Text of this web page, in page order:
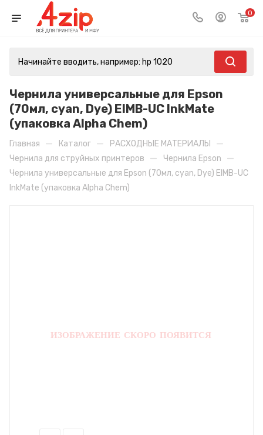
0
Чернила универсальные для Epson
(70мл, cyan, Dye) EIMB-UC InkMate
(упаковка Alpha Chem)
Главная — Каталог — РАСХОДНЫЕ МАТЕРИАЛЫ —
Чернила для струйных принтеров — Чернила Epson —
Чернила универсальные для Epson (70мл, cyan, Dye) EIMB-UC
InkMate (упаковка Alpha Chem)